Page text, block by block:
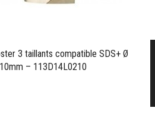
3 taillants compatible SDS+ Ø
– 113D14L0210